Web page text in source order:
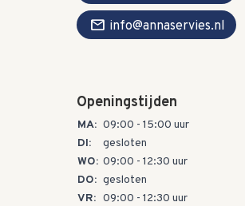
mail info@annaservies.nl
Openingstijden
MA: 09:00 - 15:00 uur
DI:
gesloten
WO: 09:00 - 12:30 uur
DO: gesloten
VR: 09:00 - 12:30 uur